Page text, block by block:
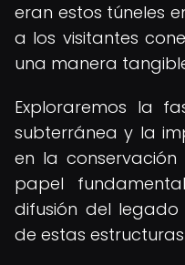
eran estos túneles
a los visitantes
una manera
Exploraremos la
subterránea y la
en la conservación
papel
difusión del
de estas